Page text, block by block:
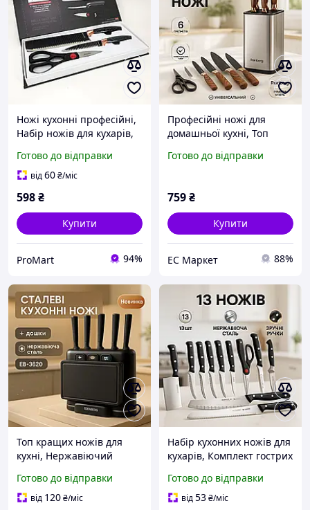
Ножі кухонні професійні,
Набір ножів для кухарів,
кухні, Нержавіючий
кухонний ніж NI-81
Готово до відправки
від60₴/міс
598₴
Купити
ProMart 94%
Професійні ножі для
домашньої кухні, Топ
Професійний кухонний
Готово до відправки
759₴
Купити
EС Маркет 88%
Топ кращих ножів для
кухні, Нержавіючий
литих ножів для кухні IC-
15
Готово до відправки
від 120₴/міс
Набір кухонних ножів для
кухарів, Комплект гострих
кухонних потреб HM-62
Готово до відправки
від53₴/міс